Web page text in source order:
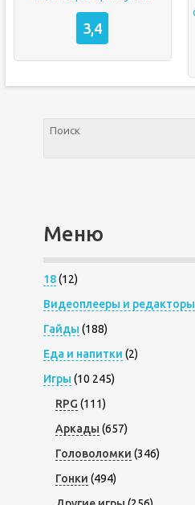
3,4
Меню
18(12)
Видеоплееры и редакторы
Гайды (188)
Еда и напитки (2)
Игры (10 245)
RPG (111)
Аркады (657)
Головоломки (346)
Гонки (494)